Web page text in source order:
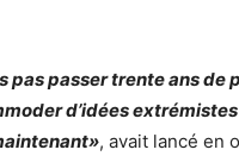
pas passer trente ans de
d’idées
, avait lancé en